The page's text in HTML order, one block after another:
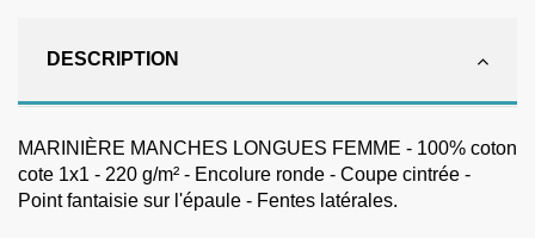
DESCRIPTION
MARINIÈRE MANCHES LONGUES FEMME - 100% coton
cote 1x1 - 220 g/m² - Encolure ronde - Coupe cintrée -
Point fantaisie sur l'épaule - Fentes latérales.